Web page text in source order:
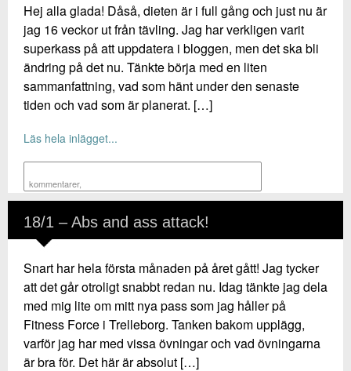
Hej alla glada! Dåså, dieten är i full gång och just nu är
jag 16 veckor ut från tävling. Jag har verkligen varit
superkass på att uppdatera i bloggen, men det ska bli
ändring på det nu. Tänkte börja med en liten
sammanfattning, vad som hänt under den senaste
tiden och vad som är planerat. […]
Läs hela inlägget...
kommentarer,
18/1 – Abs and ass attack!
Snart har hela första månaden på året gått! Jag tycker
att det går otroligt snabbt redan nu. Idag tänkte jag dela
med mig lite om mitt nya pass som jag håller på
Fitness Force i Trelleborg. Tanken bakom upplägg,
varför jag har med vissa övningar och vad övningarna
är bra för. Det här är absolut […]